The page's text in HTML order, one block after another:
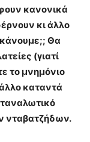
κανονικά
κι άλλο
κάνουμε;; Θα
(γιατί
το μνημόνιο
καταντά
νταβατζήδων.